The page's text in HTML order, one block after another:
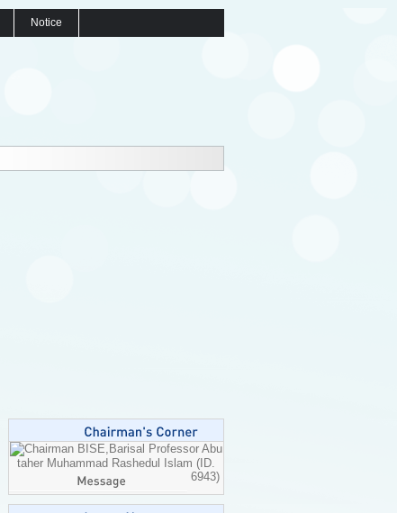
Notice
Professor Abu
taher Muhammad Rashedul Islam (ID.
6943)